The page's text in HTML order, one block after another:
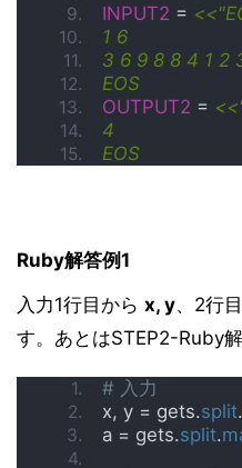
INPUT2 =
1 6
3 6 9 8 8 4 1 2
EOS
OUTPUT2 =
4
EOS
Ruby解答例1
入力1行目から x, y、2行
す。あとはSTEP2-Ruby解
# 入力
x, y = gets.split.
a = gets.split.